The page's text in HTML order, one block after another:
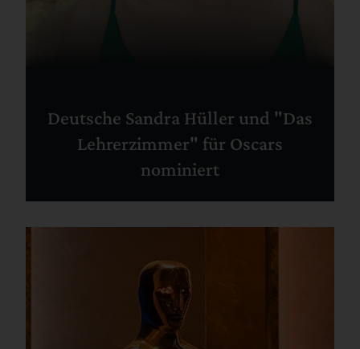
Deutsche Sandra Hüller und "Das
Lehrerzimmer" für Oscars
nominiert